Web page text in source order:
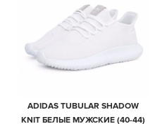
ADIDAS TUBULAR SHADOW
KNIT БЕЛЫЕ МУЖСКИЕ (40-44)